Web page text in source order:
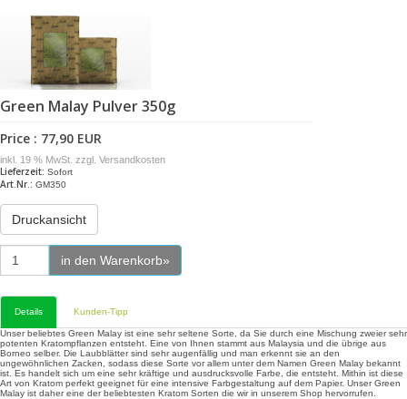
Green Malay Pulver 350g
Price : 77,90 EUR
inkl. 19 % MwSt. zzgl. Versandkosten
Lieferzeit: Sofort
Art.Nr.: GM350
Druckansicht
in den Warenkorb»
Details Kunden-Tipp
Unser beliebtes Green Malay ist eine sehr seltene Sorte, da Sie durch eine Mischung zweier sehr
potenten Kratompflanzen entsteht. Eine von Ihnen stammt aus Malaysia und die übrige aus
Borneo selber. Die Laubblätter sind sehr augenfällig und man erkennt sie an den
ungewöhnlichen Zacken, sodass diese Sorte vor allem unter dem Namen Green Malay bekannt
ist. Es handelt sich um eine sehr kräftige und ausdrucksvolle Farbe, die entsteht. Mithin ist diese
Art von Kratom perfekt geeignet für eine intensive Farbgestaltung auf dem Papier. Unser Green
Malay ist daher eine der beliebtesten Kratom Sorten die wir in unserem Shop hervorrufen.